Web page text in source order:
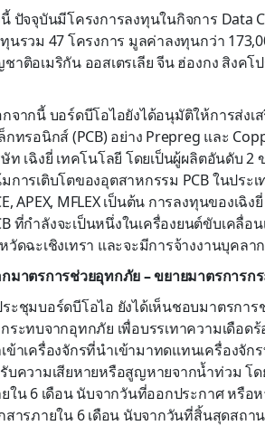
ปัจจุบันมีโครงการลงทุนในกิจการ Data
นรวม 47 โครงการ มูลค่าลงทุนกว่า
าติอเมริกัน ออสเตรเลีย จีน ฮ่องกง สิงคโ
จากนี้ บอร์ดบีโอไอยังได้อนุมัติให้การส่ง
กทรอนิกส์ (PCB) อย่าง Prepreg และ
ท เฉิงยี่ เทคโนโลยี โดยเป็นผู้ผลิตอันดับ
การเติบโตของอุตสาหกรรม PCB ในประ
APEX, MFLEX เป็นต้น การลงทุนของ
ที่กำลังจะเป็นหนึ่งในเครื่องยนต์ขับเคลื่
วัดฉะเชิงเทรา และจะมีการจ้างงานบุคลา
มาตรการช่วยอุทกภัย – ขยายมาตรการก
ะชุมบอร์ดบีโอไอ ยังได้เห็นชอบมาตรกา
ระทบจากอุทกภัย เพื่อบรรเทาความเดือด
ข้าเครื่องจักรที่นำเข้ามาทดแทนเครื่องจั
บความเสียหายหรือสูญหายจากน้ำท่วม โ
ใน 6 เดือน นับจากวันที่ออกประกาศ หรื
สารภายใน 6 เดือน นับจากวันที่สิ้นสุดสถ